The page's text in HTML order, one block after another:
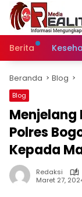
Langsung
konten
Berita
Beranda Blog
Blog
Menjelang
Polres
Kepada
Redaksi
Maret 27,